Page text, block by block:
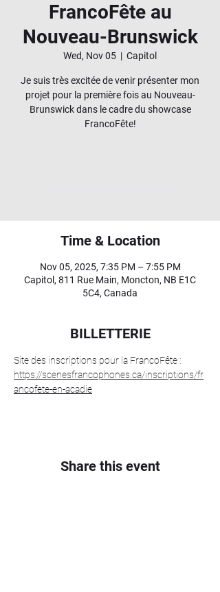
FrancoFête au
Nouveau-Brunswick
Wed, Nov 05
  |
Capitol
Je suis très excitée de venir présenter mon
projet pour la première fois au Nouveau-
Brunswick dans le cadre du showcase
FrancoFête!
Time & Location
Nov 05, 2025, 7:35 PM – 7:55 PM
Capitol, 811 Rue Main, Moncton, NB E1C
5C4, Canada
BILLETTERIE
Site des inscriptions pour la FrancoFête :
https://scenesfrancophones.ca/inscriptions/fr
ancofete-en-acadie
Share this event